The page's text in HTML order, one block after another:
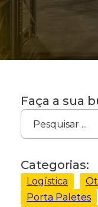
Faça a sua
Pesquisar ...
Categorias:
Logística
Porta Paletes